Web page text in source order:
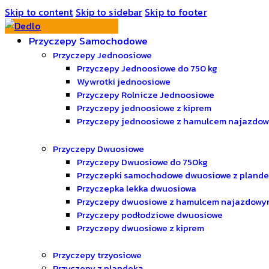
Skip to content Skip to sidebar Skip to footer
Przyczepy Samochodowe
Przyczepy Jednoosiowe
Przyczepy Jednoosiowe do 750 kg
Wywrotki jednoosiowe
Przyczepy Rolnicze Jednoosiowe
Przyczepy jednoosiowe z kiprem
Przyczepy jednoosiowe z hamulcem
Przyczepy Dwuosiowe
Przyczepy Dwuosiowe do 750kg
Przyczepki samochodowe dwuosiowe z
Przyczepka lekka dwuosiowa
Przyczepy dwuosiowe z hamulcem
Przyczepy podłodziowe dwuosiowe
Przyczepy dwuosiowe z kiprem
Przyczepy trzyosiowe